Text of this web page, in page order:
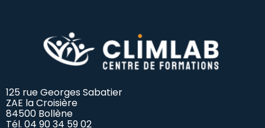
125 rue Georges Sabatier
ZAE la Croisière
84500 Bollène
Tél. 04 90 34 59 02